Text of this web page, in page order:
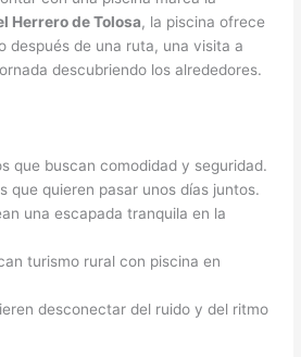
Herrero de Tolosa, la piscina ofrece
después de una ruta, una visita a
descubriendo los alrededores.
que buscan comodidad y seguridad.
que quieren pasar unos días juntos.
una escapada tranquila en la
turismo rural con piscina en
desconectar del ruido y del ritmo